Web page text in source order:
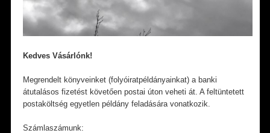
Kedves Vásárlónk!
Megrendelt könyveinket (folyóiratpéldányainkat) a banki
átutalásos fizetést követően postai úton veheti át. A feltüntetett
postaköltség egyetlen példány feladására vonatkozik.
Számlaszámunk: